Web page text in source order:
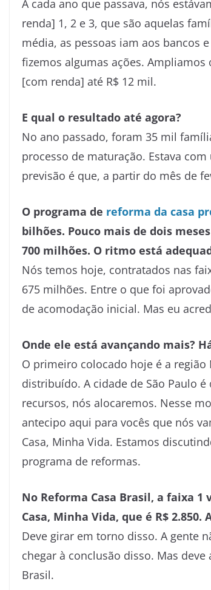
A cada ano que passava, nós
renda] 1, 2 e 3, que são aquelas
média, as pessoas iam aos bancos
fizemos algumas ações.
[com renda] até R$ 12 mil.
E qual o resultado até agora?
No ano passado, foram 35 mil
processo de maturação. Estava
previsão é que, a partir do mês de
O programa de reforma da casa
bilhões. Pouco mais de dois
700 milhões. O ritmo está
Nós temos hoje, contratados nas
675 milhões. Entre o que foi
de acomodação inicial. Mas eu
Onde ele está avançando mais?
O primeiro colocado hoje é a
distribuído. A cidade de São Paulo
recursos, nós alocaremos. Nesse
antecipo aqui para vocês que nós
Casa, Minha Vida. Estamos
programa de reformas.
No Reforma Casa Brasil, a faixa
Casa, Minha Vida, que é R$
Deve girar em torno disso. A gente
chegar à conclusão disso. Mas
Brasil.